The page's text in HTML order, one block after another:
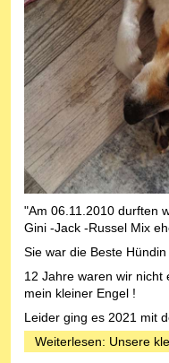
"Am 06.11.2010 durften
Gini -Jack -Russel Mix
Sie war die Beste
12 Jahre waren wir nicht
mein kleiner Engel !
Leider ging es 2021 mit
Weiterlesen: Unsere